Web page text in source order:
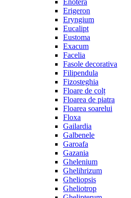
Enotera
Erigeron
Eryngium
Eucalipt
Eustoma
Exacum
Facelia
Fasole decorativa
Filipendula
Fizosteghia
Floare de colț
Floarea de piatra
Floarea soarelui
Floxa
Gailardia
Galbenele
Garoafa
Gazania
Ghelenium
Ghelihrizum
Gheliopsis
Gheliotrop